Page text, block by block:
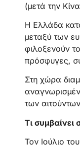
(μετά την
Η Ελλάδα
μεταξύ των
φιλοξενούν
πρόσφυγες,
Στη χώρα
των
Τι συμβαίνει
Τον Ιούλιο